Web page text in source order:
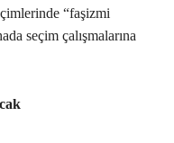
“faşizmi
seçim çalışmalarına